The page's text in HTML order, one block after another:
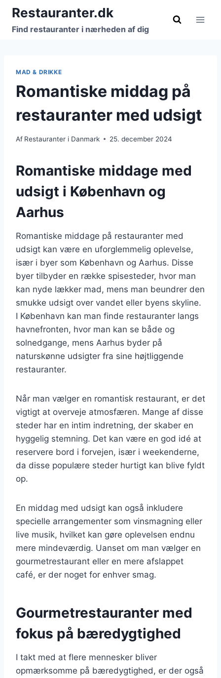
Fortsæt
indhold
Restauranter.dk
Find restauranter i nærheden af dig
MAD & DRIKKE
Romantiske middag på
restauranter med udsigt
Af Restauranter i Danmark 25. december 2024
Romantiske middage med
udsigt i København og
Aarhus
Romantiske middage på restauranter med
udsigt kan være en uforglemmelig oplevelse,
især i byer som København og Aarhus. Disse
byer tilbyder en række spisesteder, hvor man
kan nyde lækker mad, mens man beundrer den
smukke udsigt over vandet eller byens skyline.
I København kan man finde restauranter langs
havnefronten, hvor man kan se både og
solnedgange, mens Aarhus byder på
naturskønne udsigter fra sine højtliggende
restauranter.
Når man vælger en romantisk restaurant, er det
vigtigt at overveje atmosfæren. Mange af disse
steder har en intim indretning, der skaber en
hyggelig stemning. Det kan være en god idé at
reservere bord i forvejen, især i weekenderne,
da disse populære steder hurtigt kan blive fyldt
op.
En middag med udsigt kan også inkludere
specielle arrangementer som vinsmagning eller
live musik, hvilket kan gøre oplevelsen endnu
mere mindeværdig. Uanset om man vælger en
gourmetrestaurant eller en mere afslappet
café, er der noget for enhver smag.
Gourmetrestauranter med
fokus på bæredygtighed
I takt med at flere mennesker bliver
opmærksomme på bæredygtighed, er der også